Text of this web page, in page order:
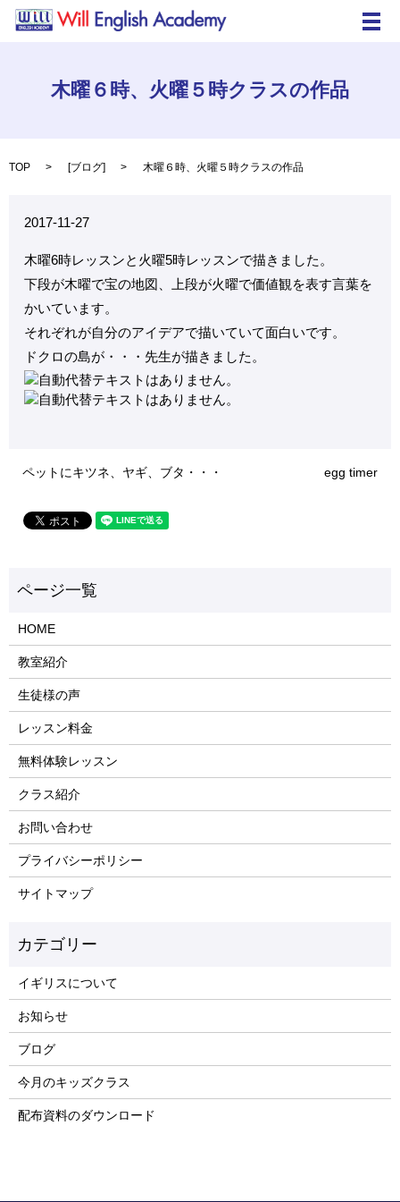
メ
木曜６時、火曜５時クラスの作品
TOP [ブログ] 木曜６時、火曜５時クラスの作品
2017-11-27
木曜6時レッスンと火曜5時レッスンで描きました。
下段が木曜で宝の地図、上段が火曜で価値観を表す言葉を
かいています。
それぞれが自分のアイデアで描いていて面白いです。
ドクロの島が・・・先生が描きました。
ペットにキツネ、ヤギ、ブタ・・・ egg timer
HOME
教室紹介
生徒様の声
レッスン料金
無料体験レッスン
クラス紹介
お問い合わせ
プライバシーポリシー
サイトマップ
イギリスについて
お知らせ
ブログ
今月のキッズクラス
配布資料のダウンロード